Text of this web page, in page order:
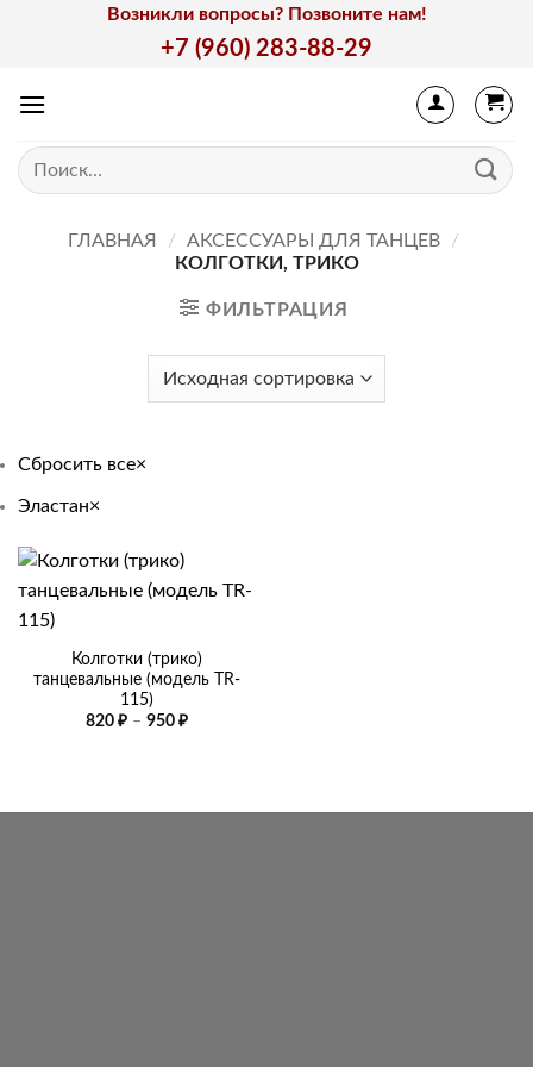
Возникли вопросы? Позвоните нам!
+7 (960) 283-88-29
Искать:
ГЛАВНАЯ / АКСЕССУАРЫ ДЛЯ ТАНЦЕВ
/
КОЛГОТКИ, ТРИКО
ФИЛЬТРАЦИЯ
Сбросить все×
Эластан×
Колготки (трико)
танцевальные (модель TR-
115)
820 ₽ – 950 ₽Диапазон